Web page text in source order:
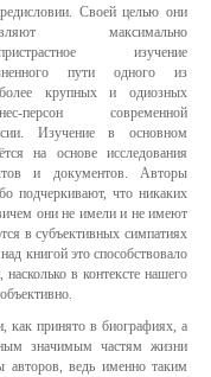
Своей целью они
максимально
изучение
пути одного из
крупных и одиозных
персон современной
Изучение в основном
на основе исследования
и документов. Авторы
подчеркивают, что никаких
они не имели и не имеют
в субъективных симпатиях
книгой это способствовало
в контексте нашего
как принято в биографиях, а
значимым частям жизни
авторов, ведь именно таким